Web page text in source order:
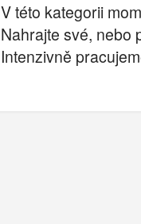
V této kategorii
Nahrajte své, nebo
Intenzivně